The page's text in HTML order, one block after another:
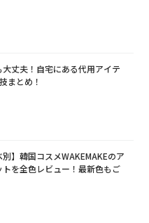
丈夫！自宅にある代用アイテ
まとめ！
別】韓国コスメWAKEMAKEのア
を全色レビュー！最新色もご